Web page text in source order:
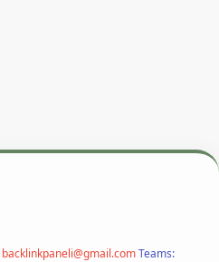
backlinkpaneli@gmail.comTeams: